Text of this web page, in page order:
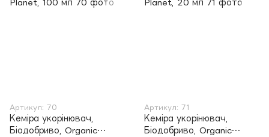
Артикул: 70
Кеміра укорінювач,
Біодобриво, Organic
Артикул: 71
Кеміра укорінювач,
Біодобриво, Organic